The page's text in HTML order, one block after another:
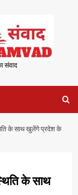
संवाद
के साथ खुलेंगे प्रदेश के
के साथ